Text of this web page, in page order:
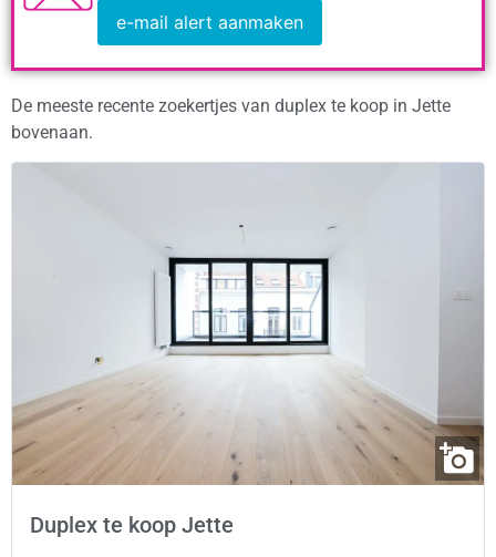
e-mail alert aanmaken
De meeste recente zoekertjes van duplex te koop in Jette
bovenaan.
Duplex te koop Jette